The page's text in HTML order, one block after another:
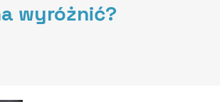
wyróżnić?